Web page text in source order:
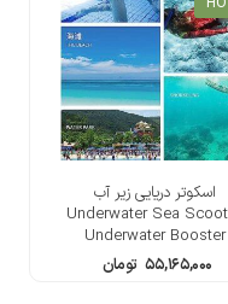
اسکوتر دریایی زیر آب
Underwater Sea
Underwater Booster
۵۵,۱۶۵,۰۰۰ تومان